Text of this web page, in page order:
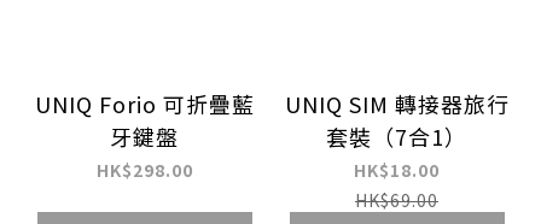
UNIQ Forio 可折疊藍
牙鍵盤
HK$298.00
UNIQ SIM 轉接器旅行
套裝（7合1）
HK$18.00
HK$69.00